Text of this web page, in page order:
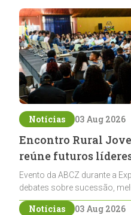
Notícias 03 Aug 2026
Encontro Rural
reúne futuros
ExpoGenética 2026
Evento da ABCZ durante a
debates sobre sucessão,
e networking para jovens
Notícias 03 Aug 2026